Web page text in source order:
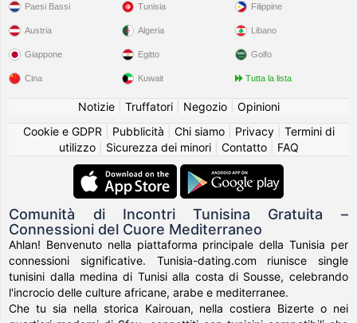
Paesi Bassi
Austria
Giappone
Cina
Tunisia
Algeria
Egitto
Kuwait
Filippine
Libano
Golfo
Tutta la lista
Notizie| Truffatori| Negozio| Opinioni
Cookie e GDPR
Pubblicità Chi siamo| Privacy| Termini di
utilizzo| Sicurezza dei minori| Contatto| FAQ
Comunità di Incontri Tunisina Gratuita –
Connessioni del Cuore Mediterraneo
Ahlan! Benvenuto nella piattaforma principale della Tunisia per
connessioni significative. Tunisia-dating.com riunisce single
tunisini dalla medina di Tunisi alla costa di Sousse, celebrando
l'incrocio delle culture africane, arabe e mediterranee.
Che tu sia nella storica Kairouan, nella costiera Bizerte o nei